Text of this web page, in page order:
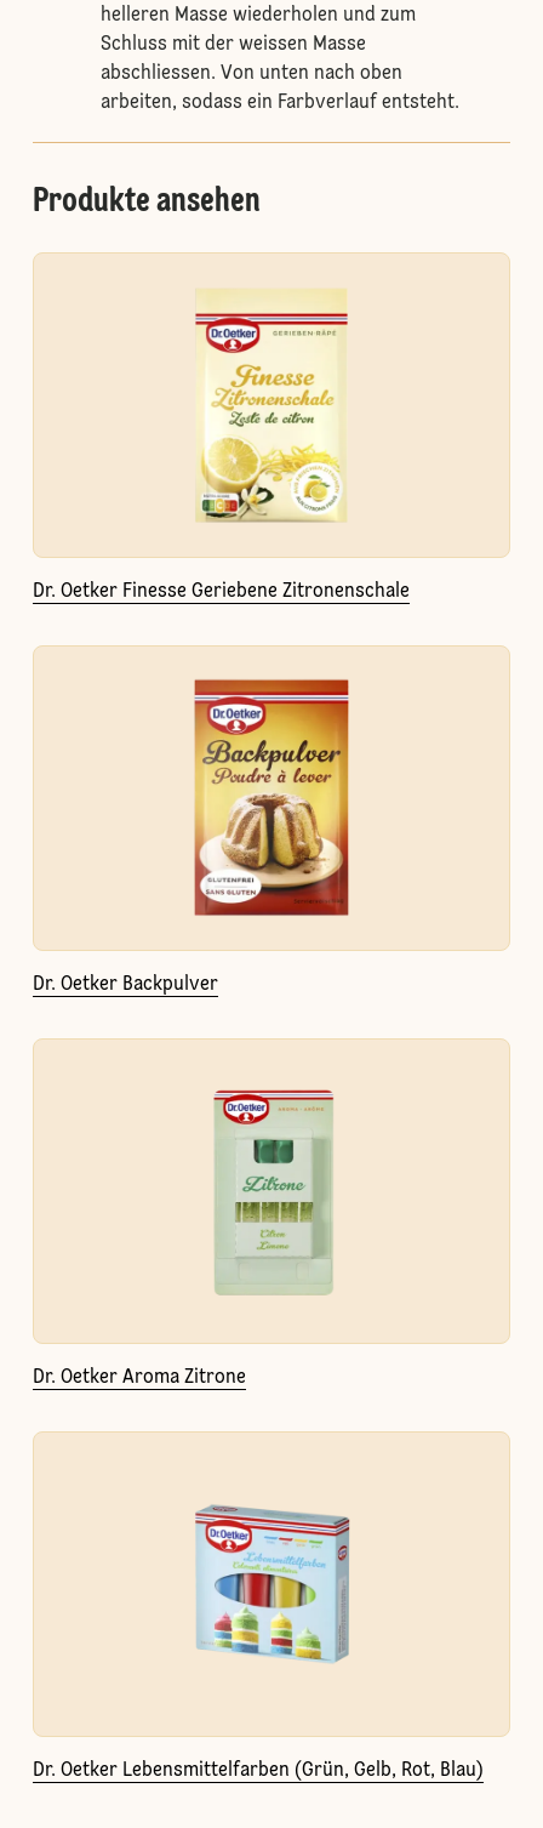
helleren Masse wiederholen und zum
Schluss mit der weissen Masse
abschliessen. Von unten nach oben
arbeiten, sodass ein Farbverlauf entsteht.
Produkte ansehen
Dr. Oetker Finesse Geriebene Zitronenschale
Dr. Oetker Backpulver
Dr. Oetker Aroma Zitrone
Dr. Oetker Lebensmittelfarben (Grün, Gelb, Rot, Blau)